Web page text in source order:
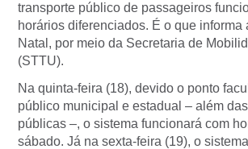
transporte público de passageiros
horários diferenciados. É o que informa
Natal, por meio da Secretaria de
(STTU).
Na quinta-feira (18), devido o ponto
público municipal e estadual – além
públicas –, o sistema funcionará com
sábado. Já na sexta-feira (19), o